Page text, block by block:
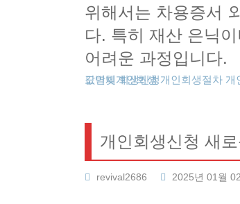
위해서는 차용증서
다. 특히 재산 은닉
어려운 과정입니다.
도박빚개인회생 개인회생절차 개
카드값연체 회생신청
개인회생신청 새
revival2686 2025년 01월